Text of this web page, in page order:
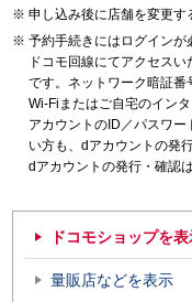
申し込み後に店舗を変更す
予約手続きにはログインが
ドコモ回線にてアクセス
です。ネットワーク暗証番
Wi-Fiまたはご自宅のイン
アカウントのID／パスワ
い方も、dアカウントの発
dアカウントの発行・確認
ドコモショップを
量販店などを表示